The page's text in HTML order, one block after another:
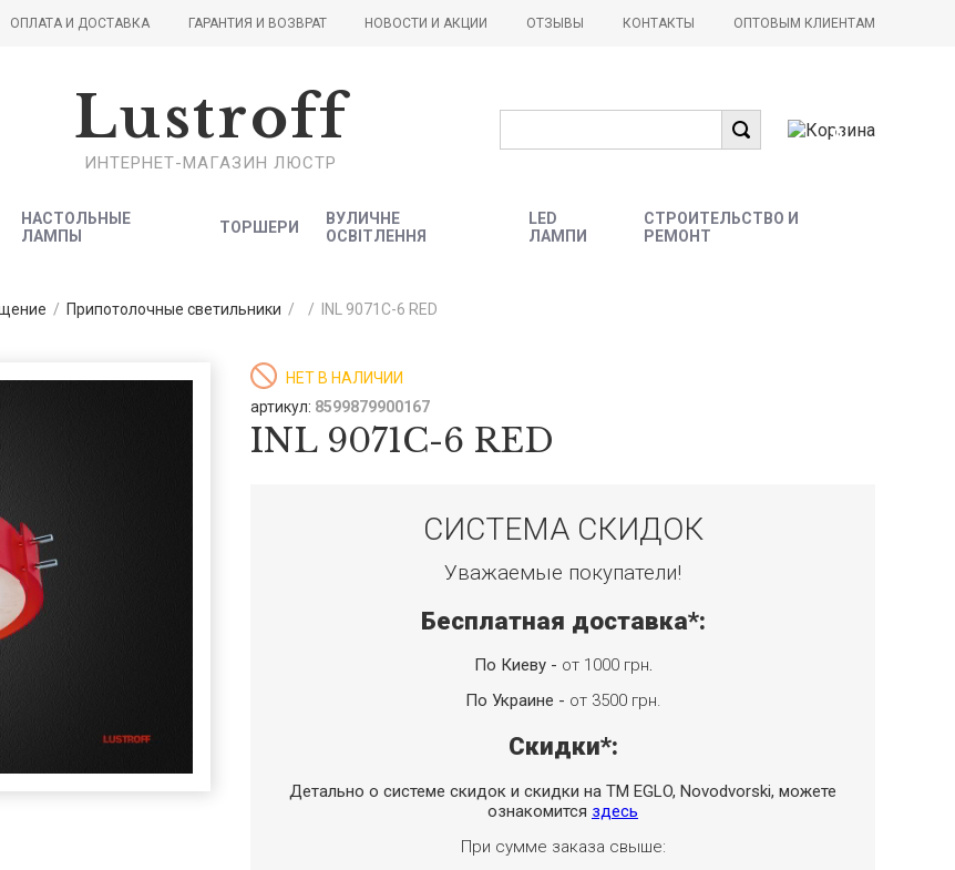
ОПЛАТА И ДОСТАВКА ГАРАНТИЯ И ВОЗВРАТ НОВОСТИ И АКЦИИ ОТЗЫВЫ КОНТАКТЫ ОПТОВЫМ КЛИЕНТАМ
Lustroff
ИНТЕРНЕТ-МАГАЗИН ЛЮСТР
0
НАСТОЛЬНЫЕ
ЛАМПЫ
ТОРШЕРИ
ВУЛИЧНЕ
ОСВІТЛЕННЯ
LED
ЛАМПИ
СТРОИТЕЛЬСТВО И
РЕМОНТ
/ Припотолочные светильники / / INL 9071C-6 RED
НЕТ В НАЛИЧИИ
артикул: 8599879900167
INL 9071C-6 RED
СИСТЕМА СКИДОК
Уважаемые покупатели!
Бесплатная доставка*:
По Киеву - от 1000 грн.
По Украине - от 3500 грн.
Скидки*:
Детально о системе скидок и скидки на TM EGLO, Novodvorski, можете
ознакомится здесь
При сумме заказа свыше: